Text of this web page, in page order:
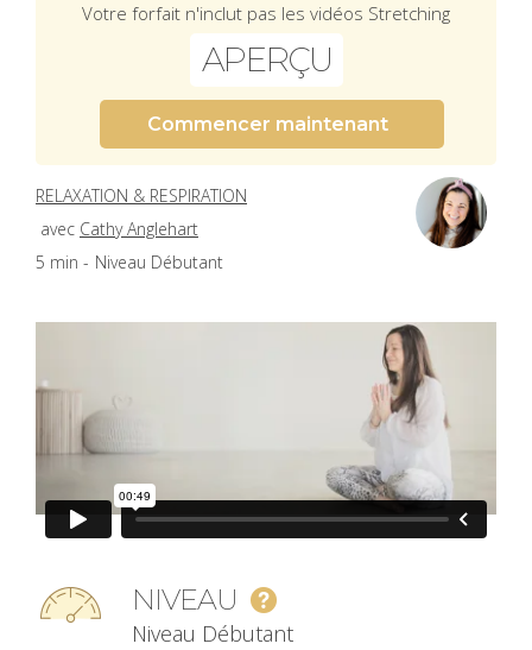
Votre forfait n'inclut pas les vidéos Stretching
APERÇU
Commencer maintenant
RELAXATION & RESPIRATION
avec Cathy Anglehart
5 min - Niveau Débutant
NIVEAU
Niveau Débutant